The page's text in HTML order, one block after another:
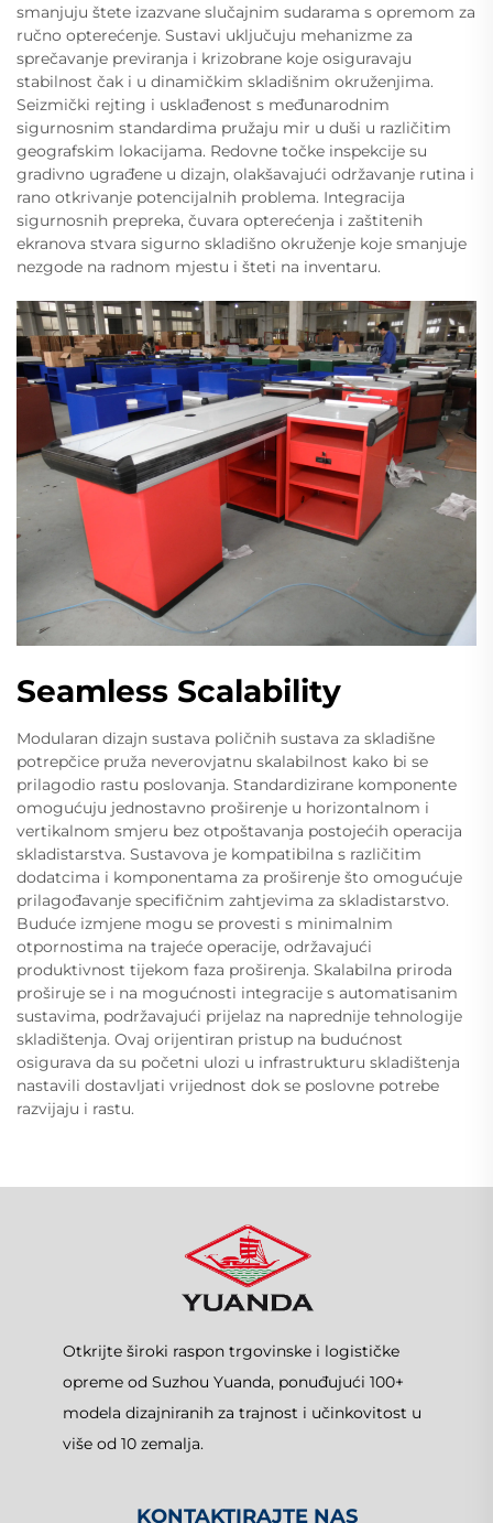
smanjuju štete izazvane slučajnim sudarama s opremom za
ručno opterećenje. Sustavi uključuju mehanizme za
sprečavanje previranja i krizobrane koje osiguravaju
stabilnost čak i u dinamičkim skladišnim okruženjima.
Seizmički rejting i usklađenost s međunarodnim
sigurnosnim standardima pružaju mir u duši u različitim
geografskim lokacijama. Redovne točke inspekcije su
gradivno ugrađene u dizajn, olakšavajući održavanje rutina i
rano otkrivanje potencijalnih problema. Integracija
sigurnosnih prepreka, čuvara opterećenja i zaštitenih
ekranova stvara sigurno skladišno okruženje koje smanjuje
nezgode na radnom mjestu i šteti na inventaru.
Seamless Scalability
Modularan dizajn sustava poličnih sustava za skladišne
potrepčice pruža neverovjatnu skalabilnost kako bi se
prilagodio rastu poslovanja. Standardizirane komponente
omogućuju jednostavno proširenje u horizontalnom i
vertikalnom smjeru bez otpoštavanja postojećih operacija
skladistarstva. Sustavova je kompatibilna s različitim
dodatcima i komponentama za proširenje što omogućuje
prilagođavanje specifičnim zahtjevima za skladistarstvo.
Buduće izmjene mogu se provesti s minimalnim
otpornostima na trajeće operacije, održavajući
produktivnost tijekom faza proširenja. Skalabilna priroda
proširuje se i na mogućnosti integracije s automatisanim
sustavima, podržavajući prijelaz na naprednije tehnologije
skladištenja. Ovaj orijentiran pristup na budućnost
osigurava da su početni ulozi u infrastrukturu skladištenja
nastavili dostavljati vrijednost dok se poslovne potrebe
razvijaju i rastu.
Otkrijte široki raspon trgovinske i logističke
opreme od Suzhou Yuanda, ponuđujući 100+
modela dizajniranih za trajnost i učinkovitost u
više od 10 zemalja.
KONTAKTIRAJTE NAS